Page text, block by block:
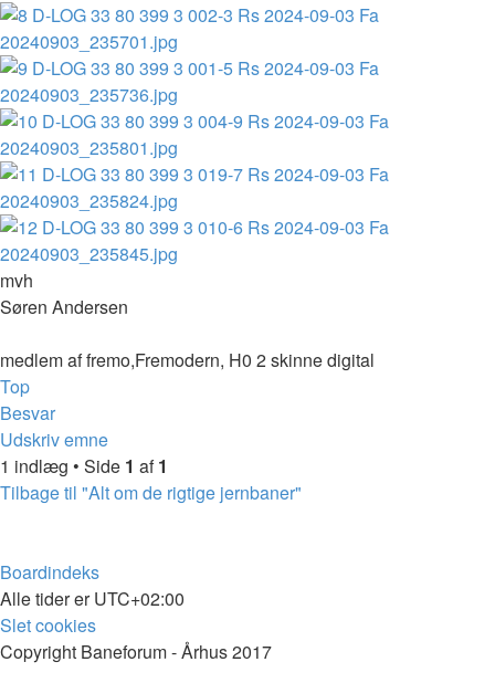
mvh
Søren Andersen
medlem af fremo,Fremodern, H0 2 skinne digital
Top
Besvar
Udskriv emne
1 indlæg • Side 1 af1
Tilbage til "Alt om de rigtige jernbaner"
Boardindeks
Alle tider erUTC+02:00
Slet cookies
Copyright Baneforum - Århus 2017